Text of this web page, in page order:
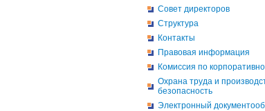
Совет директоров
Структура
Контакты
Правовая информация
Комиссия по
Охрана труда и
безопасность
Электронный